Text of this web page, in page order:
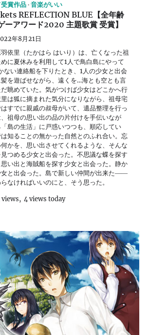
賞作品 音楽がいい
REFLECTION BLUE【全年齢
ーアワード2020 主題歌賞 受賞】
年8月21日
依里（たかはら はいり）は、亡くなった祖
に夏休みを利用して1人で鳥白島にやって
ない連絡船を下りたとき、1人の少女と出会
を遊ばせながら、遠くを…海とも空とも言
眺めていた。気がつけば少女はどこかへ行
は狐に摘まれた気分になりながら、祖母宅
すでに親戚の叔母がいて、遺品整理を行っ
祖母の思い出の品の片付けを手伝いなが
島の生活」に戸惑いつつも、順応してい
知ることの無かった自然とのふれ合い。忘
かを、思い出させてくれるような、そんな
つめる少女と出会った。不思議な蝶を探す
い出と海賊船を探す少女と出会った。静か
女と出会った。島で新しい仲間が出来た――
なければいいのにと、そう思った。
4 views today